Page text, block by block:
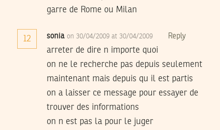
garre de Rome ou Milan
12 sonia on 30/04/2009 at 30/04/2009 Reply
arreter de dire n importe quoi
on ne le recherche pas depuis seulement
maintenant mais depuis qu il est partis
on a laisser ce message pour essayer de
trouver des informations
on n est pas la pour le juger